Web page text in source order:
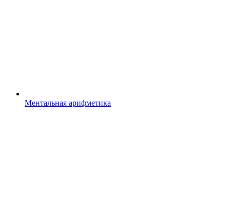
Ментальная арифметика